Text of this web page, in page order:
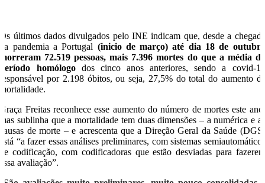
Os últimos dados divulgados pelo INE indicam que, desde a chegada
da pandemia a Portugal (inicio de março) até dia 18 de outubro
morreram 72.519 pessoas, mais 7.396 mortes do que a média do
período homólogodos cinco anos anteriores, sendo a covid-19
responsável por 2.198 óbitos, ou seja, 27,5% do total do aumento da
mortalidade.
Graça Freitas reconhece esse aumento do número de mortes este ano,
mas sublinha que a mortalidade tem duas dimensões – a numérica e as
causas de morte – e acrescenta que a Direção Geral da Saúde (DGS)
está “a fazer essas análises preliminares, com sistemas semiautomáticos
de codificação, com codificadoras que estão desviadas para fazerem
essa avaliação”.